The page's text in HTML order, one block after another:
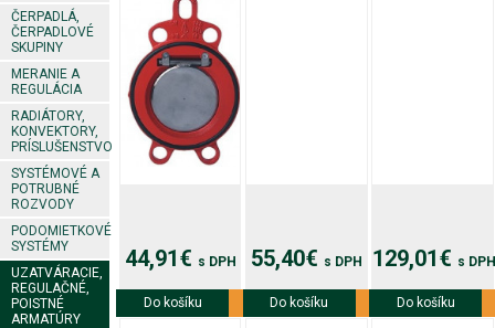
ČERPADLÁ,
ČERPADLOVÉ
SKUPINY
MERANIE A
REGULÁCIA
RADIÁTORY,
KONVEKTORY,
PRÍSLUŠENSTVO
SYSTÉMOVÉ A
POTRUBNÉ
ROZVODY
PODOMIETKOVÉ
SYSTÉMY
UZATVÁRACIE,
REGULAČNÉ,
POISTNÉ
ARMATÚRY
44,91€ s DPH
Viac info
Do košíku
55,40€ s DPH
Viac info
Do košíku
129,01€ s
Viac info
Do košíku